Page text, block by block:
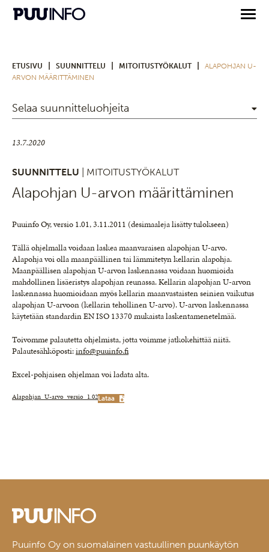
ETUSIVU SUUNNITTELU MITOITUSTYÖKALUT
ALAPOHJAN U-
ARVON MÄÄRITTÄMINEN
Selaa suunnitteluohjeita
13.7.2020
SUUNNITTELU | MITOITUSTYÖKALUT
Alapohjan U-arvon määrittäminen
Puuinfo Oy, versio 1.01, 3.11.2011 (desimaaleja lisätty tulokseen)
Tällä ohjelmalla voidaan laskea maanvaraisen alapohjan U-arvo.
Alapohja voi olla maanpäällinen tai lämmitetyn kellarin alapohja.
Maanpäällisen alapohjan U-arvon laskennassa voidaan huomioida
mahdollinen lisäeristys alapohjan reunassa. Kellarin alapohjan U-arvon
laskennassa huomioidaan myös kellarin maanvastaisten seinien vaikutus
alapohjan U-arvoon (kellarin tehollinen U-arvo). U-arvon laskennassa
käytetään standardin EN ISO 13370 mukaista laskentamenetelmää.
Toivomme palautetta ohjelmista, jotta voimme jatkokehittää niitä.
Palautesähköposti:info@puuinfo.fi
Excel-pohjaisen ohjelman voi ladata alta.
Alapohjan_U-arvo_versio_1.02Lataa
Puuinfo Oy on suomalainen vastuullinen puunkäytön